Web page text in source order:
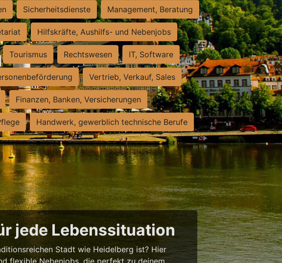
Sicherheitsdienste Management, Beratung
Hilfskräfte, Aushilfs- und Nebenjobs
Tourismus Rechtswesen IT, Software
Vertrieb, Verkauf, Sales
Finanzen, Banken, Versicherungen
Handwerk, gewerblich technische Berufe
jede Lebenssituation
Stadt wie Heidelberg ist? Hier